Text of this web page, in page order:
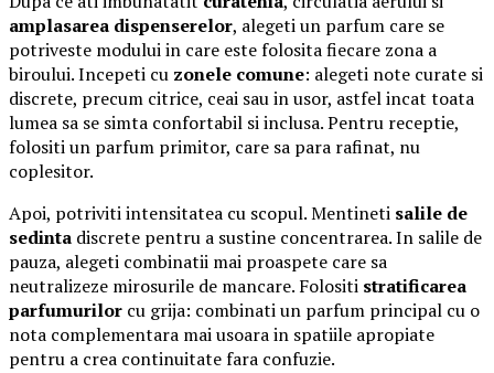
amplasarea dispenserelor, alegeti un parfum care se
potriveste modului in care este folosita fiecare zona a
biroului. Incepeti cu zonele comune: alegeti note curate si
discrete, precum citrice, ceai sau in usor, astfel incat toata
lumea sa se simta confortabil si inclusa. Pentru receptie,
folositi un parfum primitor, care sa para rafinat, nu
coplesitor.
Apoi, potriviti intensitatea cu scopul. Mentineti salile de
sedinta discrete pentru a sustine concentrarea. In salile de
pauza, alegeti combinatii mai proaspete care sa
neutralizeze mirosurile de mancare. Folositi stratificarea
parfumurilor cu grija: combinati un parfum principal cu o
nota complementara mai usoara in spatiile apropiate
pentru a crea continuitate fara confuzie.